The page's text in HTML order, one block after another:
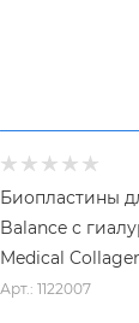
Биопластины
Balance с
Medical
Арт.: 1122007